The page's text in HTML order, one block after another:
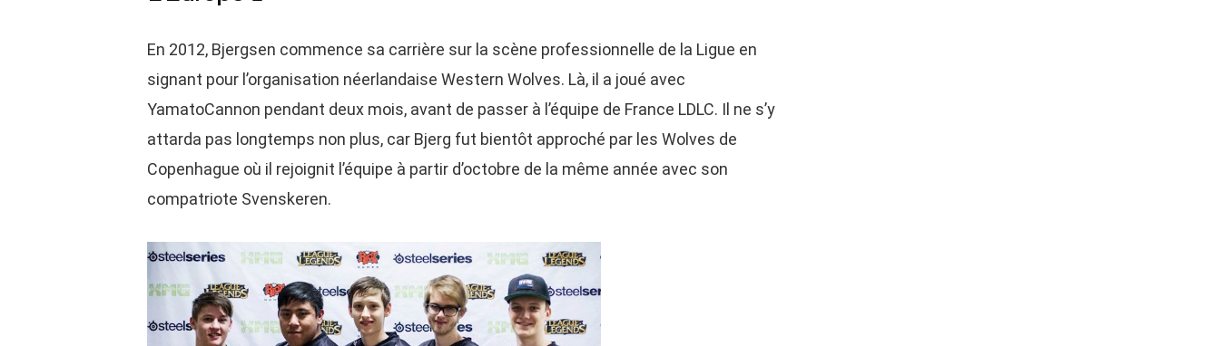
En 2012, Bjergsen commence sa carrière sur la scène professionnelle de la Ligue en
signant pour l’organisation néerlandaise Western Wolves. Là, il a joué avec
YamatoCannon pendant deux mois, avant de passer à l’équipe de France LDLC. Il ne s’y
attarda pas longtemps non plus, car Bjerg fut bientôt approché par les Wolves de
Copenhague où il rejoignit l’équipe à partir d’octobre de la même année avec son
compatriote Svenskeren.